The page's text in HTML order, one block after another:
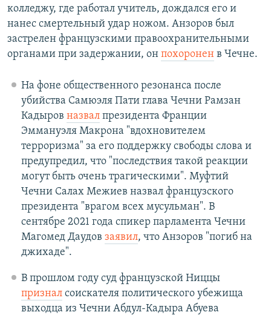
колледжу, где работал учитель, дождался его и
нанес смертельный удар ножом. Анзоров был
застрелен французскими правоохранительными
органами при задержании, он похоронен в Чечне.
На фоне общественного резонанса после
убийства Самюэля Пати глава Чечни Рамзан
Кадыров назвалпрезидента Франции
Эммануэля Макрона "вдохновителем
терроризма" за его поддержку свободы слова и
предупредил, что "последствия такой реакции
могут быть очень трагическими". Муфтий
Чечни Салах Межиев назвал французского
президента "врагом всех мусульман". В
сентябре 2021 года спикер парламента Чечни
Магомед Даудов заявил, что Анзоров "погиб на
джихаде".
В прошлом году суд французской Ниццы
призналсоискателя политического убежища
выходца из Чечни Абдул-Кадыра Абуева